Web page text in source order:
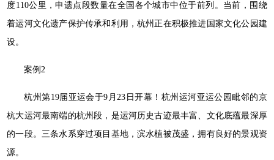
度110公里，申遗点段数量在全国各个城市中位于前列。当前，围绕
着运河文化遗产保护传承和利用，杭州正在积极推进国家文化公园建
设。
案例2
杭州第19届亚运会于9月23日开幕！杭州运河亚运公园毗邻的京
杭大运河最南端的杭州段，是运河历史古迹最丰富、文化底蕴最深厚
的一段。三条水系穿过项目基地，滨水植被茂盛，拥有良好的景观资
源。